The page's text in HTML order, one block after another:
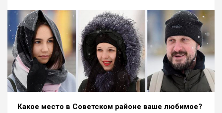
Какое место в Советском районе ваше любимое?